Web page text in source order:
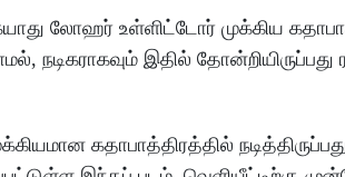
லோஹர் உள்ளிட்டோர் முக்கிய
இதில் தோன்றியிருப்பது
கதாபாத்திரத்தில்